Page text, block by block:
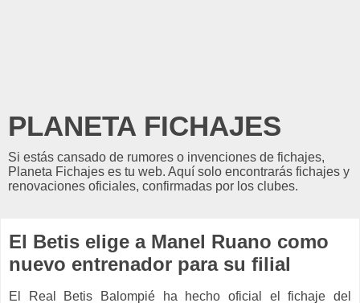
PLANETA FICHAJES
Si estás cansado de rumores o invenciones de fichajes,
Planeta Fichajes es tu web. Aquí solo encontrarás fichajes y
renovaciones oficiales, confirmadas por los clubes.
El Betis elige a Manel Ruano como
nuevo entrenador para su filial
El Real Betis Balompié ha hecho oficial el fichaje del